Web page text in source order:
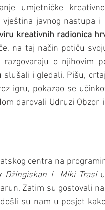
umjetničke
kreativnih radionica
na taj način potiču
o njihovim
i gledali. Pišu,
igru, pokazao se
darovali Udruzi
centra na
Džingiskan i  Miki Trasi u
Zatim su gostovali
su nam u posjet